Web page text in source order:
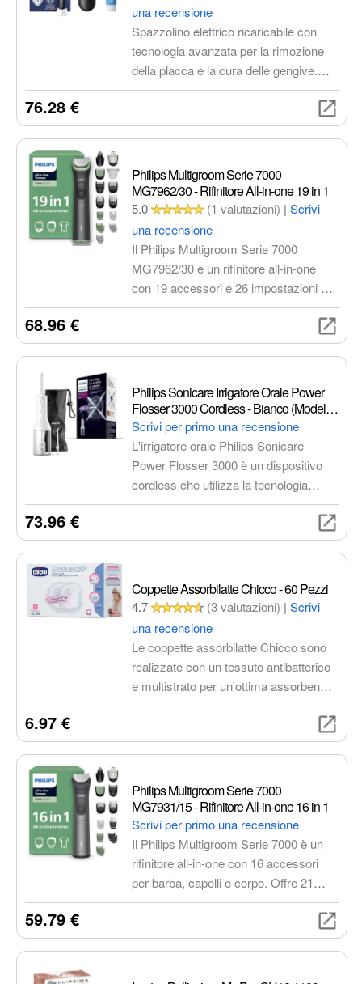
una recensione
Spazzolino elettrico ricaricabile con
tecnologia avanzata per la rimozione
della placca e la cura delle gengive.
Include sensore di pressione, timer, 3
modalità di pulizia, testina di ricambio,
custodia da viaggio e dentifricio
76.28 €
Philips Multigroom Serie 7000
MG7962/30 - Rifinitore All-in-one 19 in 1
5.0 (1 valutazioni) |Scrivi
una recensione
Il Philips Multigroom Serie 7000
MG7962/30 è un rifinitore all-in-one
con 19 accessori e 26 impostazioni di
lunghezza. Ideale per barba, capelli e
corpo, offre lame autoaffilanti, pettine di
precisione e tecnologia BeardSense
Design ergonomico per un controllo
ottimale e risultati impeccabili.
68.96 €
Philips Sonicare Irrigatore Orale Power
Flosser 3000 Cordless - Bianco (Modello
HX3826/31)
Scrivi per primo una recensione
L'irrigatore orale Philips Sonicare
Power Flosser 3000 è un dispositivo
cordless che utilizza la tecnologia
Quad Stream per una pulizia profonda
gengivale. Dotato di due modalità di
gradi, il Power Flosser 3000 ti aiuta a
raggiungere anche le zone più difficili
73.96 €
Coppette Assorbilatte Chicco - 60 Pezzi
4.7 (3 valutazioni) |Scrivi
una recensione
Le coppette assorbilatte Chicco sono
realizzate con un tessuto antibatterico
e multistrato per un'ottima assorbenza
e traspirabilità. Sono delicate sulla pelle
garantendo comfort e protezione
6.97 €
Philips Multigroom Serie 7000
MG7931/15 - Rifinitore All-in-one 16 in 1
Scrivi per primo una recensione
Il Philips Multigroom Serie 7000 è un
rifinitore all-in-one con 16 accessori
per barba, capelli e corpo. Offre 21
impostazioni di lunghezza, lame
autoaffilanti, tecnologia BeardSense e
un design impermeabile per una cura
59.79 €